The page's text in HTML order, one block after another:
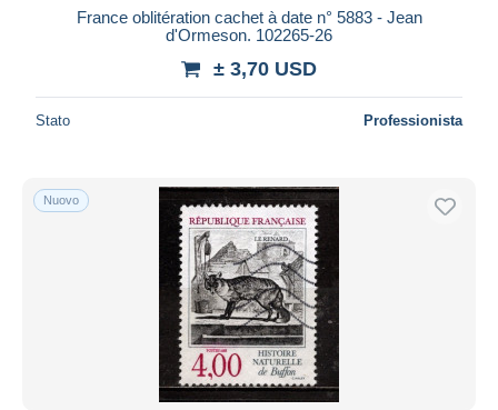
France oblitération cachet à date n° 5883 - Jean
d'Ormeson. 102265-26
± 3,70 USD
Stato Professionista
Nuovo